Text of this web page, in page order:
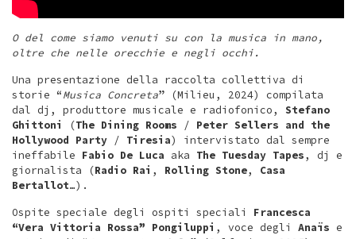
O del come siamo venuti su con la musica in mano,
oltre che nelle orecchie e negli occhi.
Una presentazione della raccolta collettiva di
storie “Musica Concreta” (Milieu, 2024) compilata
dal dj, produttore musicale e radiofonico, Stefano
Ghittoni
(The Dining Rooms / Peter Sellers and the
Hollywood Party / Tiresia) intervistato dal sempre
ineffabile Fabio De Luca aka The Tuesday Tapes, dj e
giornalista (Radio Rai , Rolling Stone, Casa
Bertallot…).
Ospite speciale degli ospiti speciali Francesca
“Vera Vittoria Rossa” Pongiluppi , voce degli Anaïs e